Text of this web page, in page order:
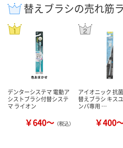
替えブラシの売れ筋
デンターシステマ 電動ア
シストブラシ付替システ
マ ライオン
￥640～ （税込）
アイオニック 抗
替えブラシ キス
ンパ専用 …
￥400